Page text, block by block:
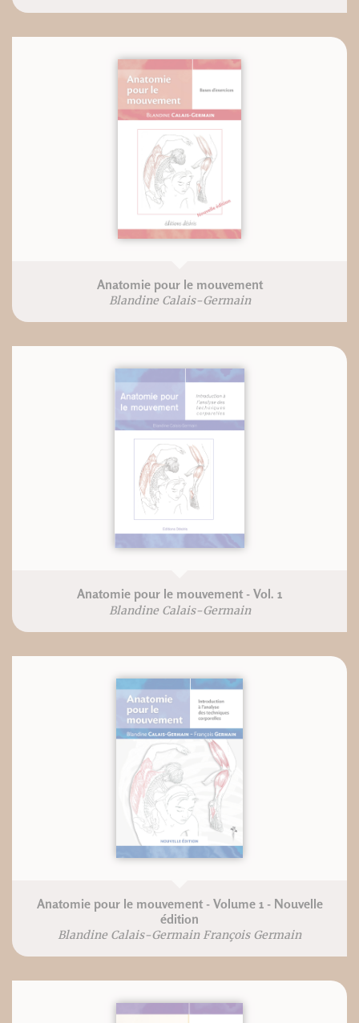
Anatomie pour le mouvement
Blandine Calais-Germain
Anatomie pour le mouvement - Vol. 1
Blandine Calais-Germain
Anatomie pour le mouvement - Volume 1 - Nouvelle
édition
Blandine Calais-Germain François Germain